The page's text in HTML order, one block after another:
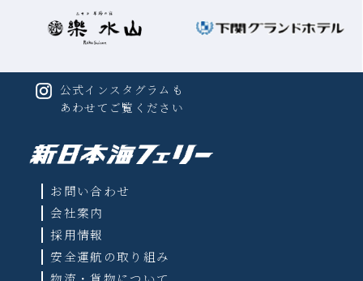
お問い合わせ
会社案内
採用情報
安全運航の取り組み
公式インスタグラムも
あわせてご覧ください